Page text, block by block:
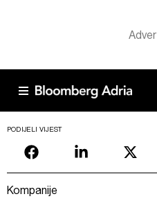
PODIJELI VIJEST
Kompanije